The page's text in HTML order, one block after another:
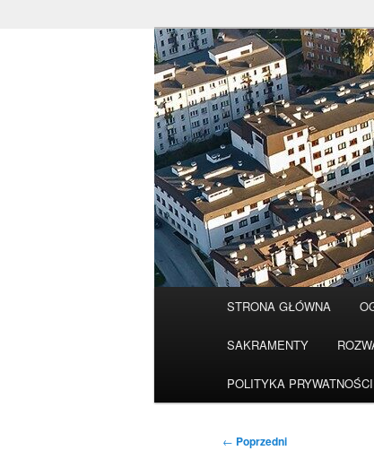
STRONA GŁÓWNA
SAKRAMENTY
POLITYKA PRYWATNOŚCI
Nawigacja
← Poprzedni